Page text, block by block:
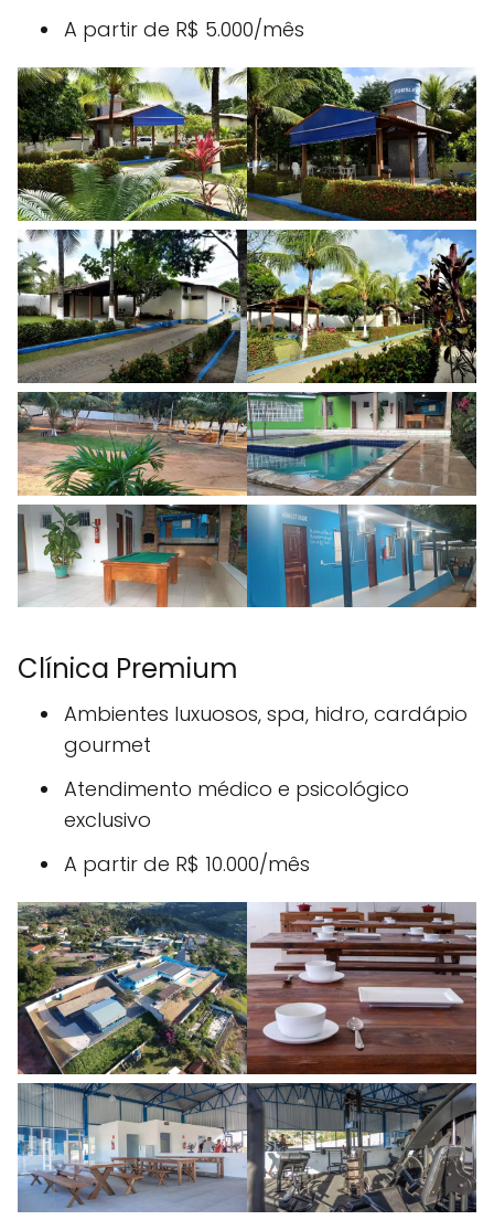
A partir de R$ 5.000/mês
Clínica Premium
Ambientes luxuosos, spa, hidro, cardápio
gourmet
Atendimento médico e psicológico
exclusivo
A partir de R$ 10.000/mês